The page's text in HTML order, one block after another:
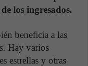
los ingresados.
beneficia a las
Hay varios
estrellas y otras